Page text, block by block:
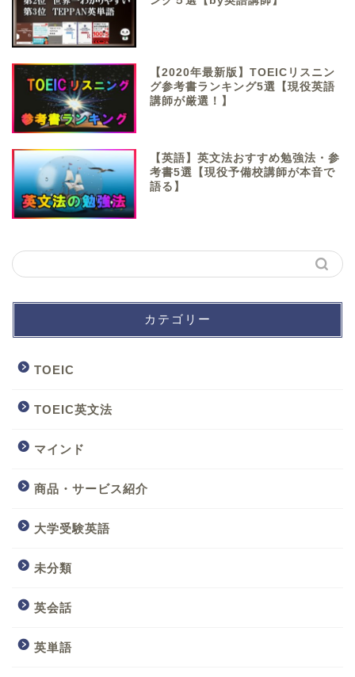
【2020年最新版】TOEICリスニン
グ参考書ランキング5選【現役英語
講師が厳選！】
【英語】英文法おすすめ勉強法・参
考書5選【現役予備校講師が本音で
語る】
カテゴリー
TOEIC
TOEIC英文法
マインド
商品・サービス紹介
大学受験英語
未分類
英会話
英単語